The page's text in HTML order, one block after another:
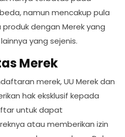
namun mencakup pula
dengan Merek yang
yang sejenis.
Merek
merek, UU Merek dan
hak eksklusif kepada
untuk dapat
atau memberikan izin